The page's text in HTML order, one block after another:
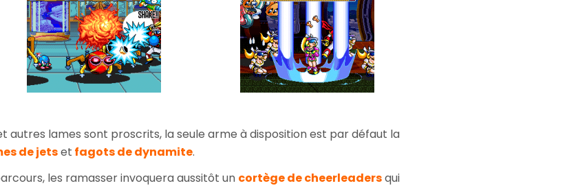
autres lames sont proscrits, la seule arme à disposition est par défaut la
de jetset fagots de dynamite.
les ramasser invoquera aussitôt un cortège de cheerleadersqui